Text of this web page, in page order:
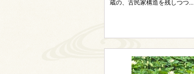
蔵の、古民家構造を残しつつ...